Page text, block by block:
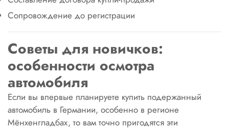
Сопровождение до регистрации
Советы для новичков:
особенности осмотра
автомобиля
Если вы впервые планируете купить подержанный
автомобиль в Германии, особенно в регионе
Мёнхенгладбах, то вам точно пригодятся эти